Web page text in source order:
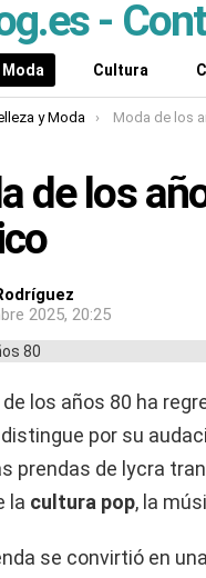
Moda Cultura
y Moda Moda de los años
de los
2025, 20:25
los años 80 ha
por su
prendas de lycra
la cultura pop, la
se convirtió en